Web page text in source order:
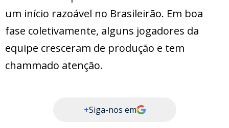
um início razoável no Brasileirão. Em boa
fase coletivamente, alguns jogadores da
equipe cresceram de produção e tem
chammado atenção.
+Siga-nos em